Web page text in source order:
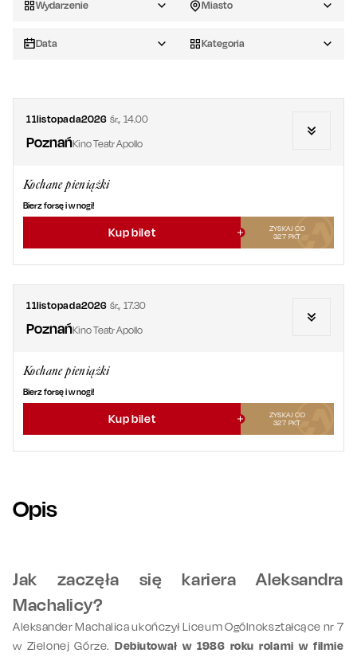
Wydarzenie Miasto
Data Kategoria
11listopada2026 śr.,14.00
PoznańKino Teatr Apollo
Kochane pieniążki
Bierz forsę i w nogi!
Kup bilet
ZYSKAJ OD
327 PKT
11listopada2026 śr.,17.30
PoznańKino Teatr Apollo
Kochane pieniążki
Bierz forsę i w nogi!
Kup bilet
ZYSKAJ OD
327 PKT
Opis
Jak zaczęła się kariera Aleksandra
Machalicy?
Aleksander Machalica ukończył Liceum Ogólnokształcące nr 7
w Zielonej Górze.Debiutował w 1986 roku rolami w filmie